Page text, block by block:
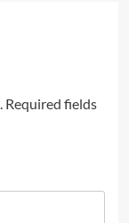
Required fields